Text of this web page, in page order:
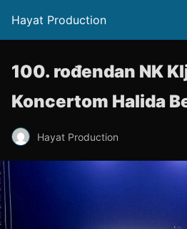
Hayat Production
100. rođendan NK
Koncertom Halida
Hayat Production